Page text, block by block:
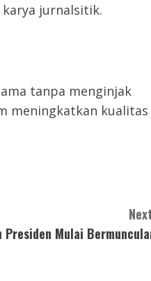
jurnalsitik.
tanpa menginjak
meningkatkan kualitas
Presiden Mulai